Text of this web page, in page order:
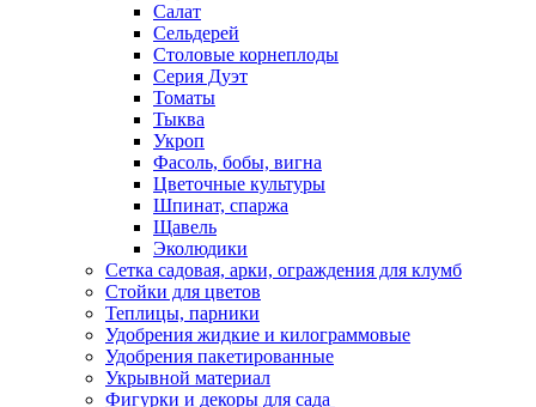
Салат
Сельдерей
Столовые корнеплоды
Серия Дуэт
Томаты
Тыква
Укроп
Фасоль, бобы, вигна
Цветочные культуры
Шпинат, спаржа
Щавель
Эколюдики
Сетка садовая, арки, ограждения для клумб
Стойки для цветов
Теплицы, парники
Удобрения жидкие и килограммовые
Удобрения пакетированные
Укрывной материал
Фигурки и декоры для сада